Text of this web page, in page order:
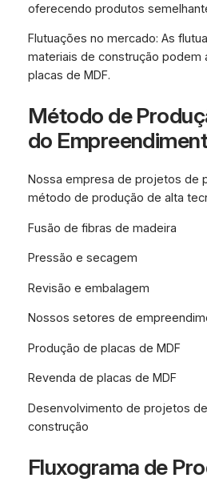
oferecendo produtos
Flutuações no mercado: As
materiais de construção podem
placas de MDF.
Método de
do
Nossa empresa de projetos de
método de produção de alta
Fusão de fibras de madeira
Pressão e secagem
Revisão e embalagem
Nossos setores de
Produção de placas de MDF
Revenda de placas de MDF
Desenvolvimento de projetos
construção
Fluxograma de